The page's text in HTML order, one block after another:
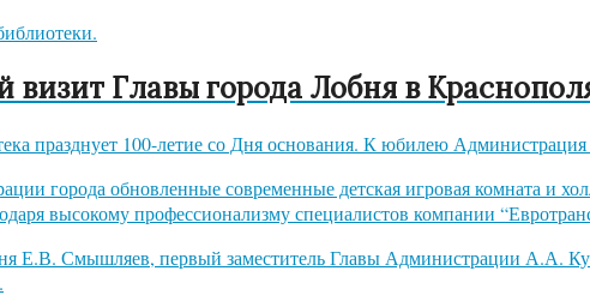
Главы города Лобня в
празднует 100-летие со Дня основания. К юбилею
города обновленные современные детская игровая комната и
высокому профессионализму специалистов компании
Е.В. Смышляев, первый заместитель Главы Администрации А.А.